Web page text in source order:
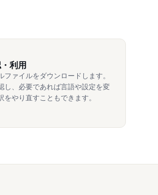
利用
ファイルをダウンロードします。
し、必要であれば言語や設定を変
やり直すこともできます。